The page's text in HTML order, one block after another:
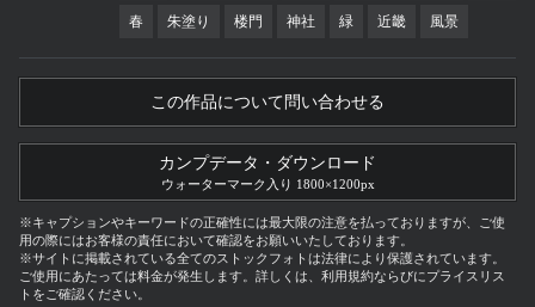
春 朱塗り 楼門 神社 緑 近畿 風景
この作品について問い合わせる
カンプデータ・ダウンロード
ウォーターマーク入り 1800×1200px
※キャプションやキーワードの正確性には最大限の注意を払っておりますが、ご使
用の際にはお客様の責任において確認をお願いいたしております。
※サイトに掲載されている全てのストックフォトは法律により保護されています。
ご使用にあたっては料金が発生します。詳しくは、利用規約ならびにプライスリス
トをご確認ください。